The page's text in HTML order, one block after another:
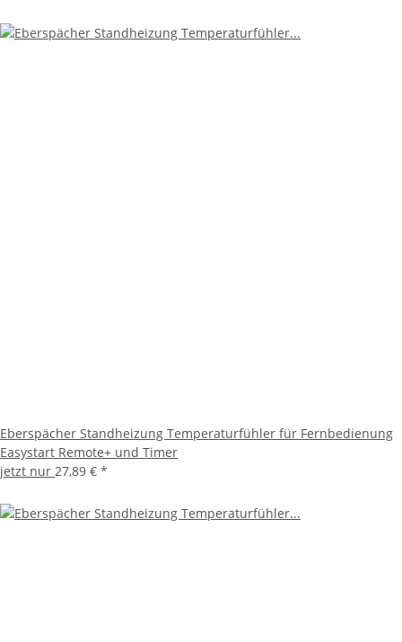
Eberspächer Standheizung Temperaturfühler für Fernbedienung
Easystart Remote+ und Timer
jetzt nur 27,89 € *